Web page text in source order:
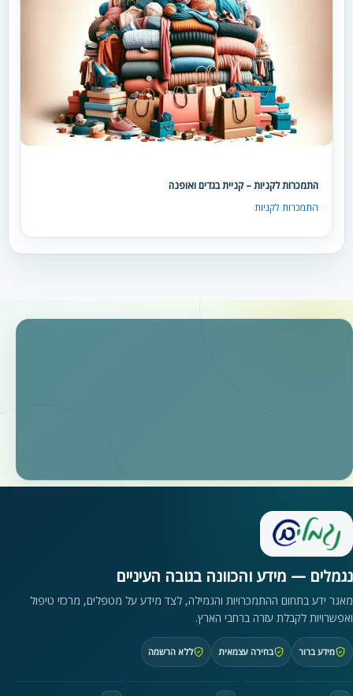
התמכרות לקניות – קניית בגדים ואופנה
התמכרות לקניות
נגמלים — מידע והכוונה בגובה העיניים
מאגר ידע בתחום ההתמכרויות והגמילה, לצד מידע על מטפלים, מרכזי טיפול
ואפשרויות לקבלת עזרה ברחבי הארץ.
מידע ברור בחירה עצמאית ללא הרשמה